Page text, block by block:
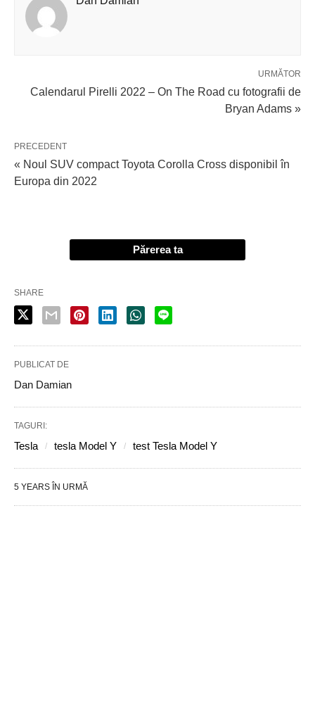
URMĂTOR
Calendarul Pirelli 2022 – On The Road cu fotografii de
Bryan Adams »
PRECEDENT
« Noul SUV compact Toyota Corolla Cross disponibil în
Europa din 2022
Părerea ta
SHARE
PUBLICAT DE
Dan Damian
TAGURI:
Tesla tesla Model Y test Tesla Model Y
5 YEARS ÎN URMĂ